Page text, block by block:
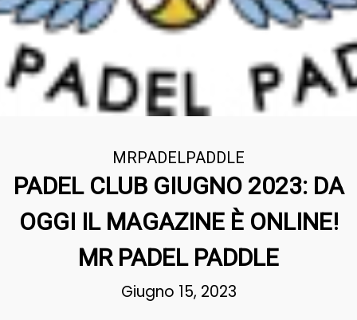
MRPADELPADDLE
PADEL CLUB GIUGNO 2023: DA
OGGI IL MAGAZINE È ONLINE!
MR PADEL PADDLE
Giugno 15, 2023